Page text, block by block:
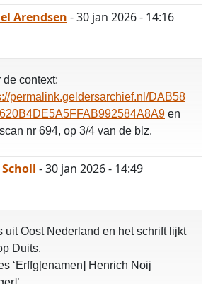
Arendsen - 30 jan 2026 - 14:16
de context:
permalink.geldersarchief.nl/DAB58
en
nr 694, op 3/4 van de blz.
- 30 jan 2026 - 14:49
uit Oost Nederland en het schrift lijkt
Duits.
‘Erffg[enamen] Henrich Noij